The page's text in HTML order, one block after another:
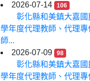
2026-07-14
106
彰化縣和美鎮大嘉
學年度代理教師、代理專
師...
2026-07-09
98
彰化縣和美鎮大嘉
學年度代理教師、代理專